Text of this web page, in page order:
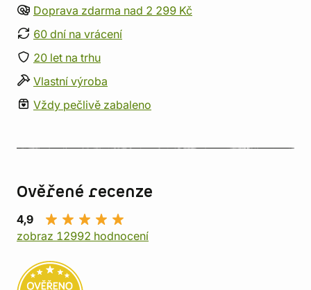
Doprava zdarma nad 2 299 Kč
60 dní na vrácení
20 let na trhu
Vlastní výroba
Vždy pečlivě zabaleno
Ověřené recenze
4,9
zobraz 12992 hodnocení